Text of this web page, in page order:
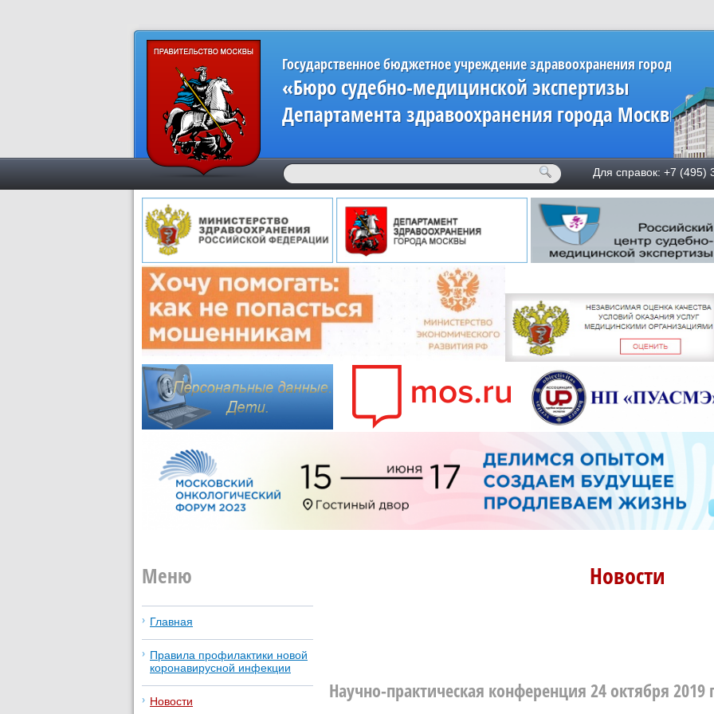
Государственное бюджетное учреждение здравоохранения города
«Бюро судебно-медицинской экспертизы
Департамента здравоохранения города Москвы»
Для справок: +7
Новости
Научно-практическая конференция 24 октября 2019
Меню
Главная
Правила профилактики новой
коронавирусной инфекции
Новости